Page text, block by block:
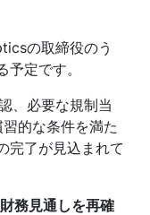
の取締役のう
定です。
、必要な規制当
的な条件を満た
完了が見込まれて
務見通しを再確